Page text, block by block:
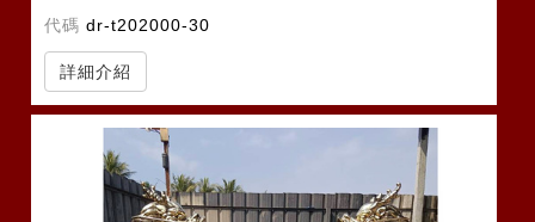
2尺2:寬*高
代碼 dr-t202000-30
詳細介紹